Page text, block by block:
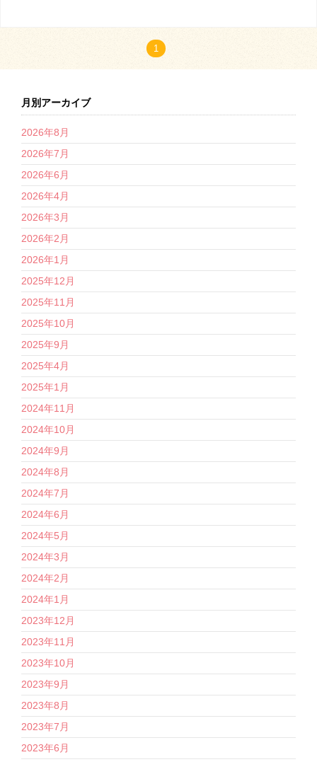
1
月別アーカイブ
2026年8月
2026年7月
2026年6月
2026年4月
2026年3月
2026年2月
2026年1月
2025年12月
2025年11月
2025年10月
2025年9月
2025年4月
2025年1月
2024年11月
2024年10月
2024年9月
2024年8月
2024年7月
2024年6月
2024年5月
2024年3月
2024年2月
2024年1月
2023年12月
2023年11月
2023年10月
2023年9月
2023年8月
2023年7月
2023年6月